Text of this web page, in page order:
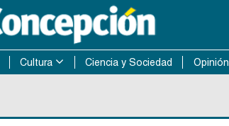
Cultura Ciencia y Sociedad Opinión